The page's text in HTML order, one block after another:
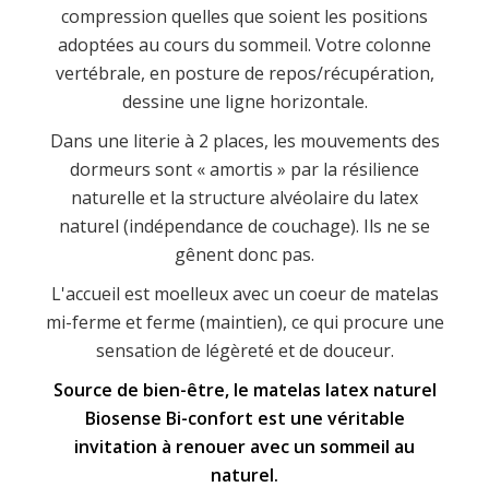
compression quelles que soient les positions
adoptées au cours du sommeil. Votre colonne
vertébrale, en posture de repos/récupération,
dessine une ligne horizontale.
Dans une literie à 2 places, les mouvements des
dormeurs sont « amortis » par la résilience
naturelle et la structure alvéolaire du latex
naturel (indépendance de couchage). Ils ne se
gênent donc pas.
L'accueil est moelleux avec un coeur de matelas
mi-ferme et ferme (maintien), ce qui procure une
sensation de légèreté et de douceur.
Source de bien-être, le matelas latex naturel
Biosense Bi-confort est une véritable
invitation à renouer avec un sommeil au
naturel.